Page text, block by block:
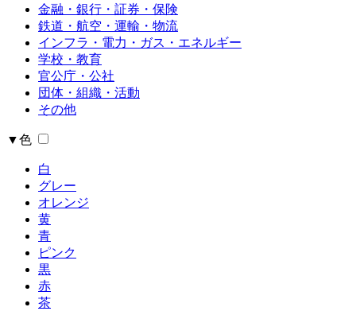
金融・銀行・証券・保険
鉄道・航空・運輸・物流
インフラ・電力・ガス・エネルギー
学校・教育
官公庁・公社
団体・組織・活動
その他
▼色
白
グレー
オレンジ
黄
青
ピンク
黒
赤
茶